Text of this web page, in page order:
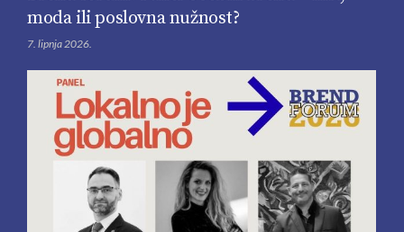
moda ili poslovna nužnost?
7. lipnja 2026.